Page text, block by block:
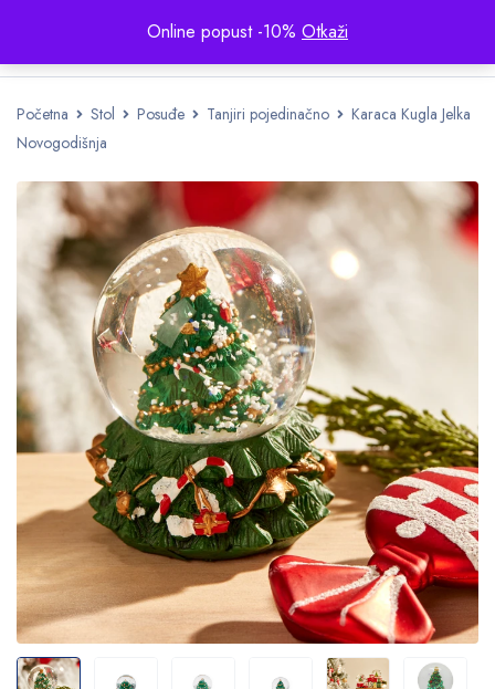
Online popust -10% Otkaži
Početna Stol Posuđe Tanjiri pojedinačno
Karaca Kugla Jelka
Novogodišnja